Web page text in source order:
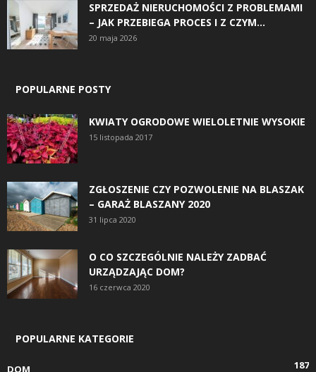
SPRZEDAŻ NIERUCHOMOŚCI Z PROBLEMAMI
– JAK PRZEBIEGA PROCES I Z CZYM...
20 maja 2026
POPULARNE POSTY
KWIATY OGRODOWE WIELOLETNIE WYSOKIE
15 listopada 2017
ZGŁOSZENIE CZY POZWOLENIE NA BLASZAK
– GARAŻ BLASZANY 2020
31 lipca 2020
O CO SZCZEGÓLNIE NALEŻY ZADBAĆ
URZĄDZAJĄC DOM?
16 czerwca 2020
POPULARNE KATEGORIE
DOM
187